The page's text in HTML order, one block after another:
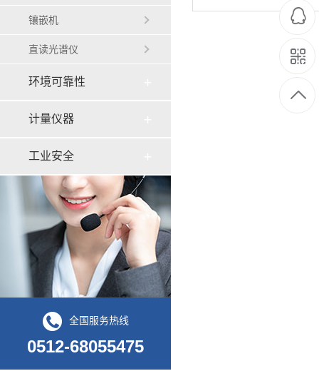
镶嵌机
直读光谱仪
环境可靠性
计量仪器
工业安全
全国服务热线
0512-68055475